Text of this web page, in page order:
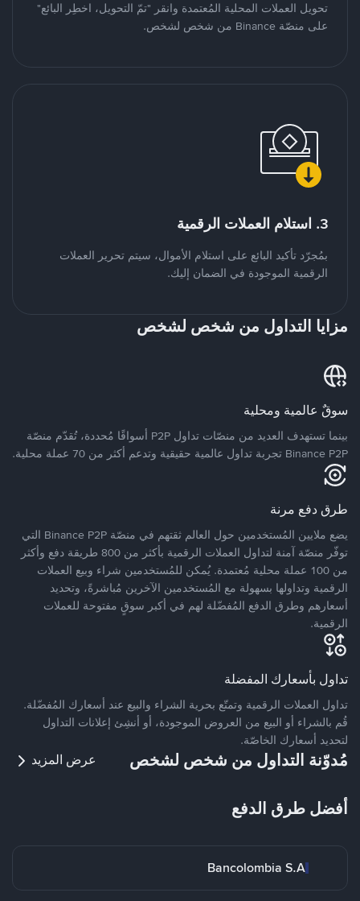
تحويل العملات المحلية المُعتمدة وانقر "تمّ التحويل، اخطِر البائع"
على منصّة Binance من شخص لشخص.
3. استلام العملات الرقمية
بمُجرّد تأكيد البائع على استلام الأموال، سيتم تحرير العملات
الرقمية الموجودة في الضمان إليك.
مزايا التداول من شخص لشخص
سوقٌ عالمية ومحلية
بينما تستهدف العديد من منصّات تداول P2P أسواقًا مُحددة، تُقدّم منصّة
Binance P2P تجربة تداول عالمية حقيقية وتدعم أكثر من 70 عملة محلية.
طرق دفع مرنة
يضع ملايين المُستخدمين حول العالم ثقتهم في منصّة Binance P2P التي
توفّر منصّة آمنة لتداول العملات الرقمية بأكثر من 800 طريقة دفع وأكثر
من 100 عملة محلية مُعتمدة. يُمكن للمُستخدمين شراء وبيع العملات
الرقمية وتداولها بسهولة مع المُستخدمين الآخرين مُباشرةً، وتحديد
أسعارهم وطرق الدفع المُفضّلة لهم في أكبر سوقٍ مفتوحة للعملات
الرقمية.
تداول بأسعارك المفضلة
تداول العملات الرقمية وتمتّع بحرية الشراء والبيع عند أسعارك المُفضّلة.
قُم بالشراء أو البيع من العروض الموجودة، أو أنشِئ إعلانات التداول
لتحديد أسعارك الخاصّة.
مُدوّنة التداول من شخص لشخص عرض المزيد
أفضل طرق الدفع
Bancolombia S.A